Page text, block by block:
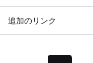
追加のリンク